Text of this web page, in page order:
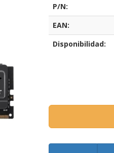
P/N:
EAN:
Disponibilidad: